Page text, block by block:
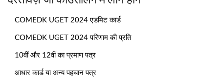
COMEDK UGET 2024 एडमिट कार्ड
COMEDK UGET 2024 परिणाम की प्रति
10वीं और 12वीं का प्रमाण पत्र
आधार कार्ड या अन्य पहचान पत्र